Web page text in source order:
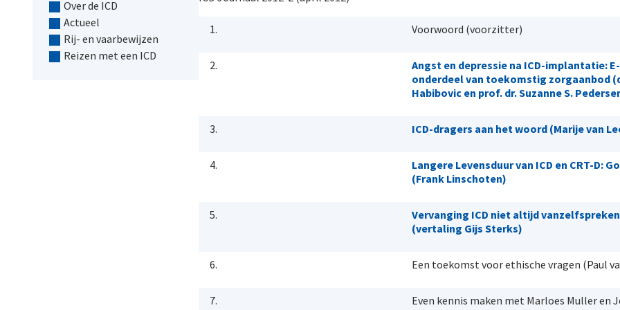
Over de ICD
Actueel
Rij- en vaarbewijzen
Reizen met een ICD
1. Voorwoord (voorzitter)
2.
Angst en depressie na ICD-implantatie:
onderdeel van toekomstig zorgaanbod
Habibovic en prof. dr. Suzanne S.
3. ICD-dragers aan het woord (Marije van
4.
Langere Levensduur van ICD en CRT-D:
(Frank Linschoten)
5.
Vervanging ICD niet altijd
(vertaling Gijs Sterks)
6. Een toekomst voor ethische vragen (Paul
7. Even kennis maken met Marloes Muller en